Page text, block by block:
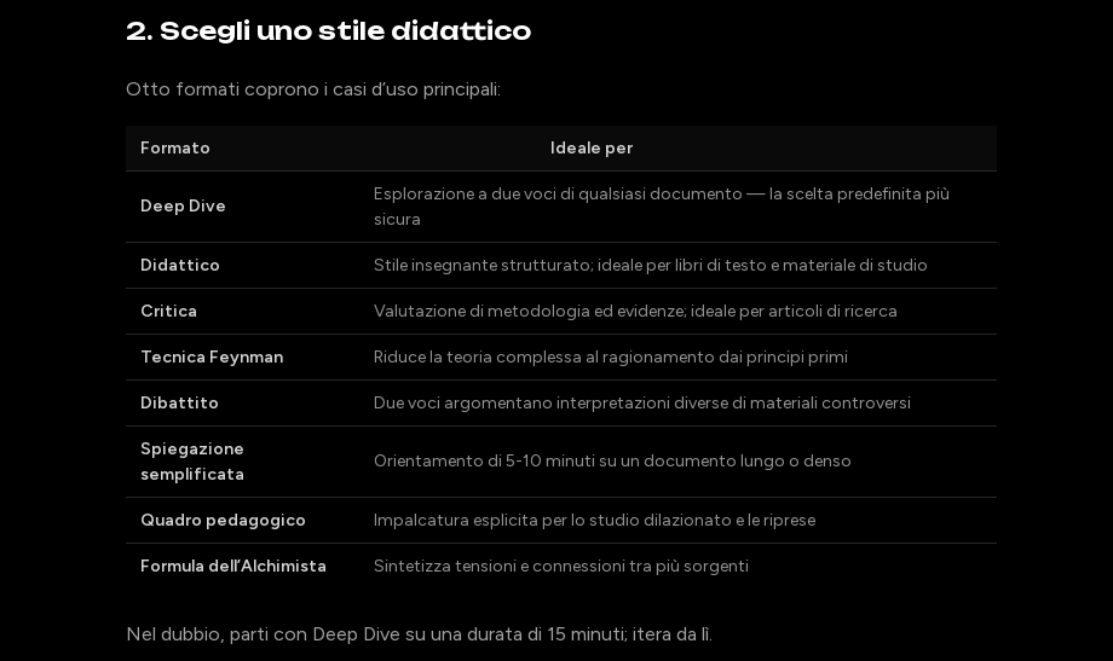
2. Scegli uno stile didattico
Otto formati coprono i casi d’uso principali:
Formato Ideale per
Deep Dive
Esplorazione a due voci di qualsiasi documento — la scelta predefinita più
sicura
Didattico Stile insegnante strutturato; ideale per libri di testo e materiale di studio
Critica Valutazione di metodologia ed evidenze; ideale per articoli di ricerca
Tecnica Feynman Riduce la teoria complessa al ragionamento dai principi primi
Dibattito Due voci argomentano interpretazioni diverse di materiali controversi
Spiegazione
semplificata
Orientamento di 5-10 minuti su un documento lungo o denso
Quadro pedagogico Impalcatura esplicita per lo studio dilazionato e le riprese
Formula dell’Alchimista Sintetizza tensioni e connessioni tra più sorgenti
Nel dubbio, parti con Deep Dive su una durata di 15 minuti; itera da lì.